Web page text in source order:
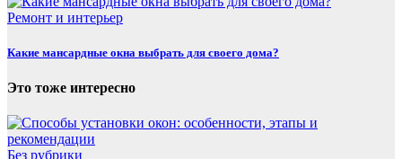
Ремонт и интерьер
Какие мансардные окна выбрать для своего дома?
Это тоже интересно
Без рубрики